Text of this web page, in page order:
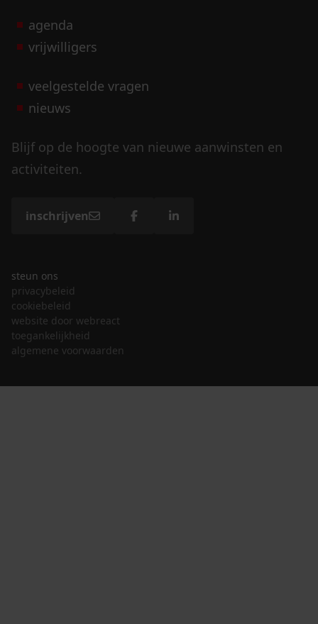
agenda
vrijwilligers
veelgestelde vragen
nieuws
Blijf op de hoogte van nieuwe aanwinsten en
activiteiten.
inschrijven
steun ons
privacybeleid
cookiebeleid
website door webreact
toegankelijkheid
algemene voorwaarden